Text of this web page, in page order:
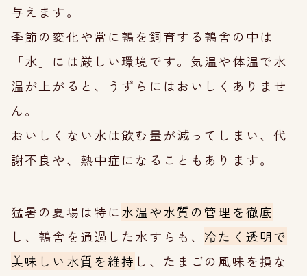
与えます。
季節の変化や常に鶉を飼育する鶉舎の中は
「水」には厳しい環境です。気温や体温で水
温が上がると、うずらにはおいしくありませ
ん。
おいしくない水は飲む量が減ってしまい、代
謝不良や、熱中症になることもあります。
猛暑の夏場は特に水温や水質の管理を徹底
し、鶉舎を通過した水すらも、 冷たく透明で
美味しい水質を維持 し、たまごの風味を損な